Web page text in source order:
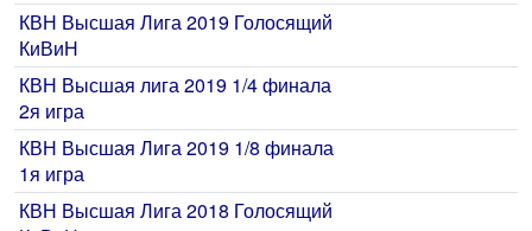
КВН Высшая Лига 2019 Голосящий
КиВиН
КВН Высшая лига 2019 1/4 финала
2я игра
КВН Высшая Лига 2019 1/8 финала
1я игра
КВН Высшая Лига 2018 Голосящий